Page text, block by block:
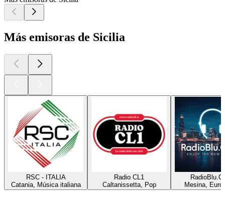
Más emisoras de Sicilia
RSC - ITALIA
Catania, Música italiana
Radio CL1
Caltanissetta, Pop
Mesina,